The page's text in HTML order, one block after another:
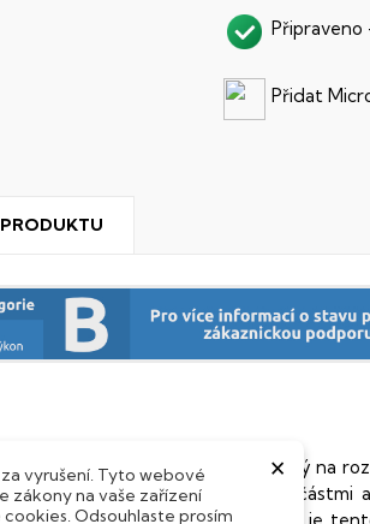
Přidat
(Solid State Drive) diskem, který na
žádnými pohyblivými
×
vyrušení. Tyto webové
zákony na vaše zařízení
Odsouhlaste prosím